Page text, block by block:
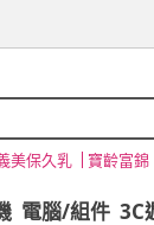
美保久乳 寶齡富錦
電腦/組件 3C